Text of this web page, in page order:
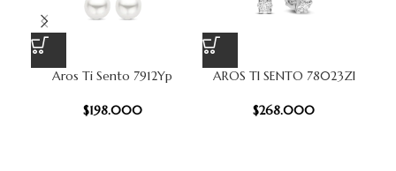
Aros Ti Sento 7912Yp
$198.000
AROS TI SENTO 78023ZI
$268.000